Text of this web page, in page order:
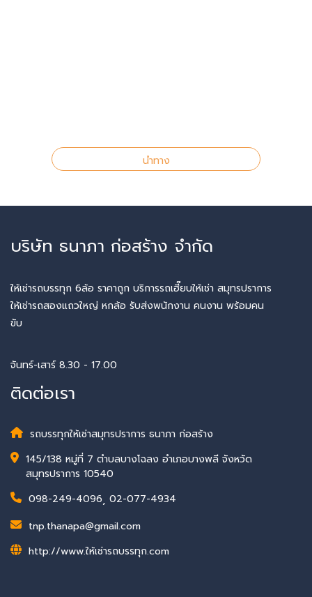
นำทาง
บริษัท ธนาภา ก่อสร้าง จำกัด
ให้เช่ารถบรรทุก 6ล้อ ราคาถูก บริการรถเฮี๊ยบให้เช่า สมุทรปราการ
ให้เช่ารถสองแถวใหญ่ หกล้อ รับส่งพนักงาน คนงาน พร้อมคน
ขับ
จันทร์-เสาร์ 8.30 - 17.00
ติดต่อเรา
รถบรรทุกให้เช่าสมุทรปราการ ธนาภา ก่อสร้าง
145/138 หมู่ที่ 7 ตำบลบางโฉลง อำเภอบางพลี จังหวัด
สมุทรปราการ 10540
098-249-4096, 02-077-4934
tnp.thanapa@gmail.com
http://www.ให้เช่ารถบรรทุก.com